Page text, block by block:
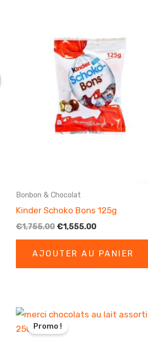
Bonbon & Chocolat
Kinder Schoko Bons 125g
€1,755.00 Le
était :
€1,555.00Le
est :
AJOUTER AU PANIER
Promo !